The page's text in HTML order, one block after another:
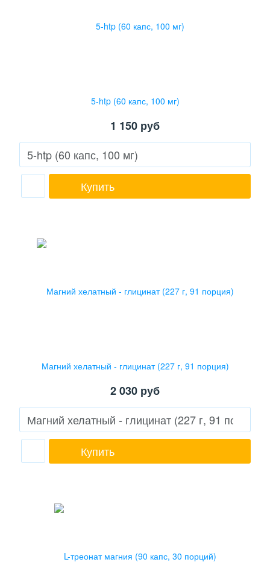
5-htp (60 капс, 100 мг)
1 150 руб
Купить
Магний хелатный - глицинат (227 г, 91 порция)
2 030 руб
Купить